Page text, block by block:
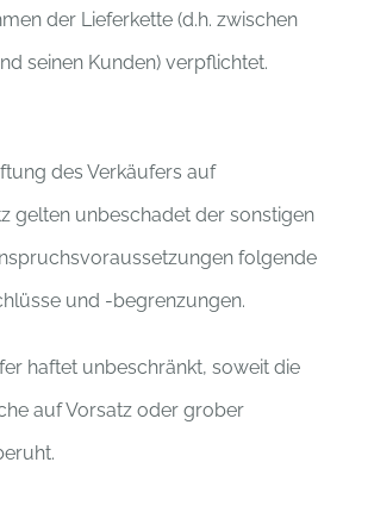
der Lieferkette (d.h. zwischen
seinen Kunden) verpflichtet.
des Verkäufers auf
gelten unbeschadet der sonstigen
folgende
und -begrenzungen.
haftet unbeschränkt, soweit die
auf Vorsatz oder grober